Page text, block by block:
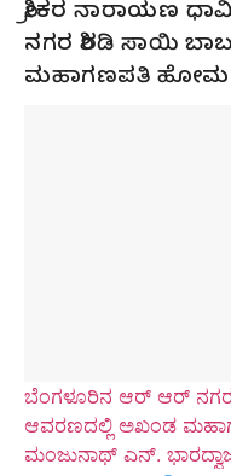
ಶ್ರೀಕರ ನಾರಾಯಣ
ನಗರ ಶಿರಡಿ ಸಾಯಿ
ಮಹಾಗಣಪತಿ ಹೋಮ
ಬೆಂಗಳೂರಿನ ಆರ್ ಆರ್
ಆವರಣದಲ್ಲಿ ಅಖಂಡ
ಮಂಜುನಾಥ್ ಎನ್.